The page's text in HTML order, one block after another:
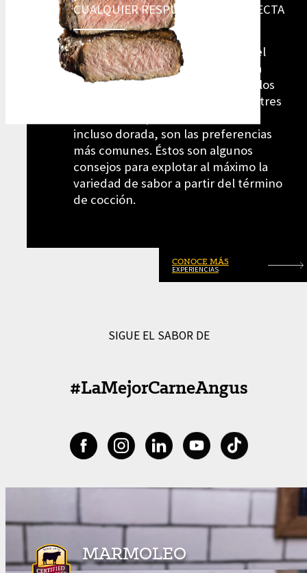
CUALQUIER RESPUESTA ES CORRECTA
El sabor de la carne dependerá del
término de cocción elegido. Así, la
gama puede ser tan amplia como los
gustos de los comensales. Medio, tres
incluso dorada, son las preferencias
más comunes. Éstos son algunos
consejos para explotar al máximo la
variedad de sabor a partir del término
de cocción.
CONOCE MÁS
EXPERIENCIAS
SIGUE EL SABOR DE
#LaMejorCarneAngus
MARMOLEO